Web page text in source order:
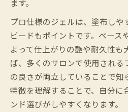
ます。
プロ仕様のジェルは、塗布しや
ピードもポイントです。ベース
よって仕上がりの艶や耐久性も
ば、多くのサロンで使用される
の良さが両立していることで知
特徴を理解することで、自分に
ンド選びがしやすくなります。